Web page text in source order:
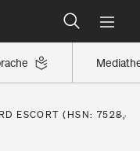
ESCORT (HSN: 7528,